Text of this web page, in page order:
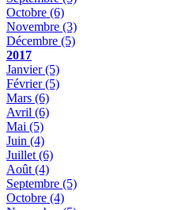
Octobre (6)
Novembre (3)
Décembre (5)
2017
Janvier(5)
Février(5)
Mars (6)
Avril (6)
Mai (5)
Juin (4)
Juillet(6)
Août(4)
Septembre (5)
Octobre (4)